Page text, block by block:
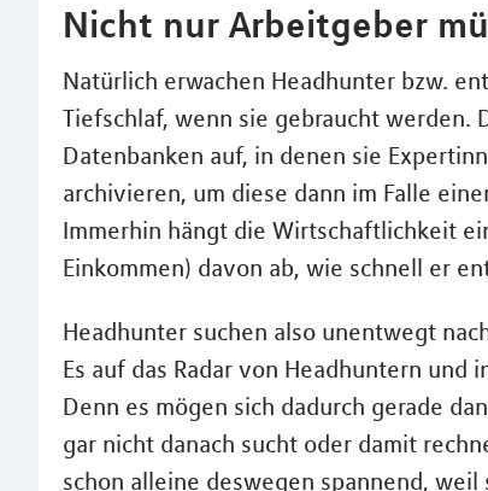
Nicht nur Arbeitgeber
Natürlich erwachen Headhunter bzw.
Tiefschlaf, wenn sie gebraucht werden.
Datenbanken auf, in denen sie
archivieren, um diese dann im Falle
Immerhin hängt die Wirtschaftlichkeit
Einkommen) davon ab, wie schnell er
Headhunter suchen also unentwegt
Es auf das Radar von Headhuntern und
Denn es mögen sich dadurch gerade
gar nicht danach sucht oder damit
schon alleine deswegen spannend,